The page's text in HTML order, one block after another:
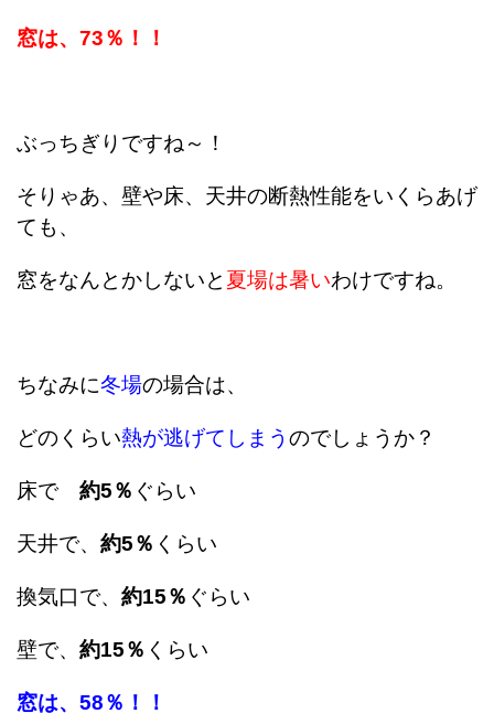
窓は、73％！！
ぶっちぎりですね～！
そりゃあ、壁や床、天井の断熱性能をいくらあげ
ても、
窓をなんとかしないと 夏場は暑いわけですね。
ちなみに冬場の場合は、
どのくらい熱が逃げてしまう のでしょうか？
床で 約5％ ぐらい
天井で、 約5％ くらい
換気口で、 約15％ ぐらい
壁で、 約15％ くらい
窓は、58％！！